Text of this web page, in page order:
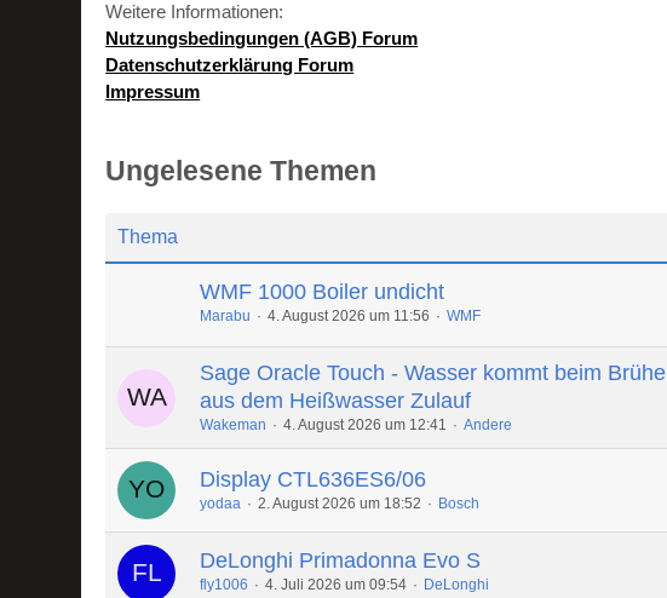
Weitere Informationen:
Nutzungsbedingungen (AGB) Forum
Datenschutzerklärung Forum
Impressum
Ungelesene Themen
Thema
WMF 1000 Boiler undicht
Marabu 4. August 2026 um 11:56 WMF
Sage Oracle Touch - Wasser kommt beim
aus dem Heißwasser Zulauf
Wakeman 4. August 2026 um 12:41 Andere
Display CTL636ES6/06
yodaa 2. August 2026 um 18:52 Bosch
DeLonghi Primadonna Evo S
fly1006 4. Juli 2026 um 09:54 DeLonghi